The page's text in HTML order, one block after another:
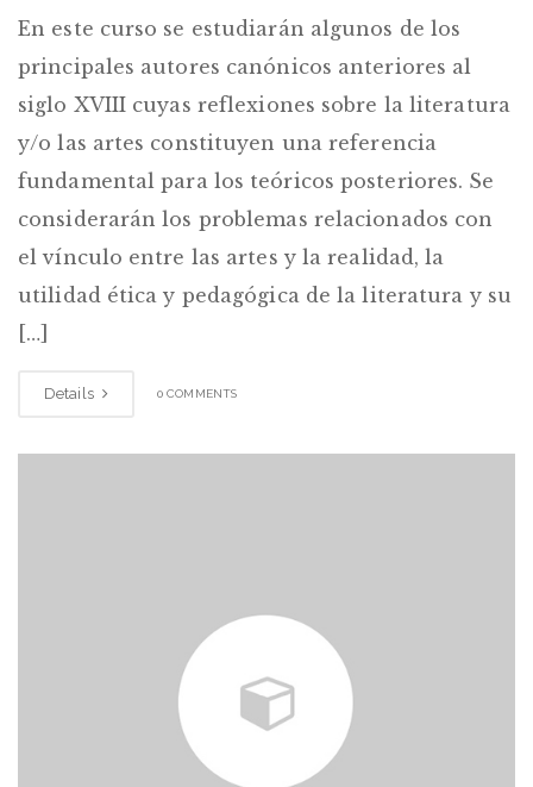
En este curso se estudiarán algunos de los
principales autores canónicos anteriores al
siglo XVIII cuyas reflexiones sobre la literatura
y/o las artes constituyen una referencia
fundamental para los teóricos posteriores. Se
considerarán los problemas relacionados con
el vínculo entre las artes y la realidad, la
utilidad ética y pedagógica de la literatura y su
[…]
Details 0 COMMENTS